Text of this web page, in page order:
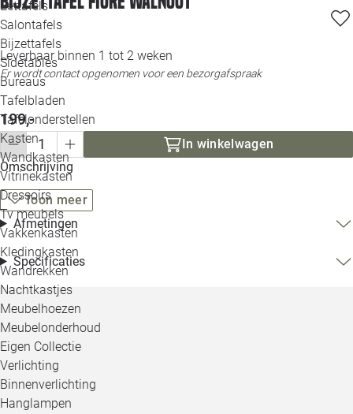
Eettafels
Salontafels
Bijzettafels
Sidetables
Bureaus
Tafelbladen
Tafelonderstellen
Kasten
Wandkasten
Vitrinekasten
Dressoirs
Tv meubels
Vakkenkasten
Kledingkasten
Wandrekken
Nachtkastjes
Meubelhoezen
Meubelonderhoud
Eigen Collectie
Verlichting
Binnenverlichting
Hanglampen
Leverbaar binnen 1 tot 2 weken
Er wordt contact opgenomen voor een bezorgafspraak
199,-
In winkelwagen
Omschrijving
Toon meer
Afmetingen
Specificaties